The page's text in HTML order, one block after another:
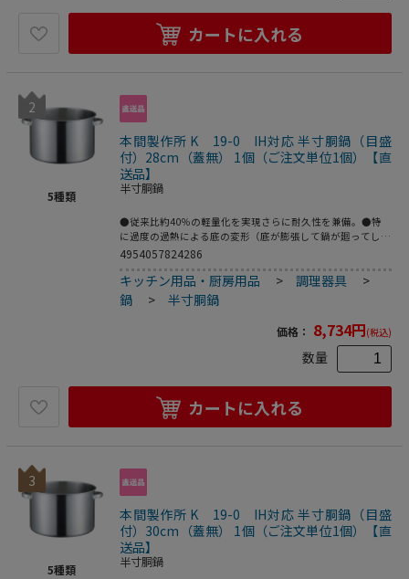
カートに入れる
2
5種類
本間製作所 K 19-0 IH対応 半寸胴鍋（目盛
付）28cm（蓋無） 1個（ご注文単位1個）【直
送品】
半寸胴鍋
●従来比約40％の軽量化を実現さらに耐久性を兼備。●特
に過度の過熱による底の変形（底が膨張して鍋が廻ってしま
うような場合もあり危険です。）を防ぐために、底の中心部
東京電力様で共同開発（現在特許申請中）したスペシャルバ
ージョンです。●サテン仕上。●重量：1．6kg●容量：11L
4954057824286
キッチン用品・厨房用品 >調理器具
>
鍋
>半寸胴鍋
価格： 8,734円(税込)
数量
カートに入れる
3
5種類
本間製作所 K 19-0 IH対応 半寸胴鍋（目盛
付）30cm（蓋無） 1個（ご注文単位1個）【直
送品】
半寸胴鍋